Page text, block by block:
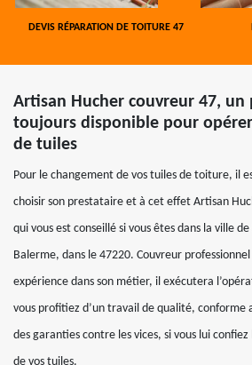
DEVIS RÉPARATION DE TOITURE 47
Artisan Hucher couvreur 47, un
toujours disponible pour
de tuiles
Pour le changement de vos tuiles de toiture, il
choisir son prestataire et à cet effet Artisan
qui vous est conseillé si vous êtes dans la ville
Balerme, dans le 47220. Couvreur
expérience dans son métier, il exécutera
vous profitiez d’un travail de qualité, conforme
des garanties contre les vices, si vous lui
de vos tuiles.